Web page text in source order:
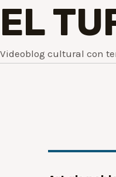
EL
Videoblog cultural con